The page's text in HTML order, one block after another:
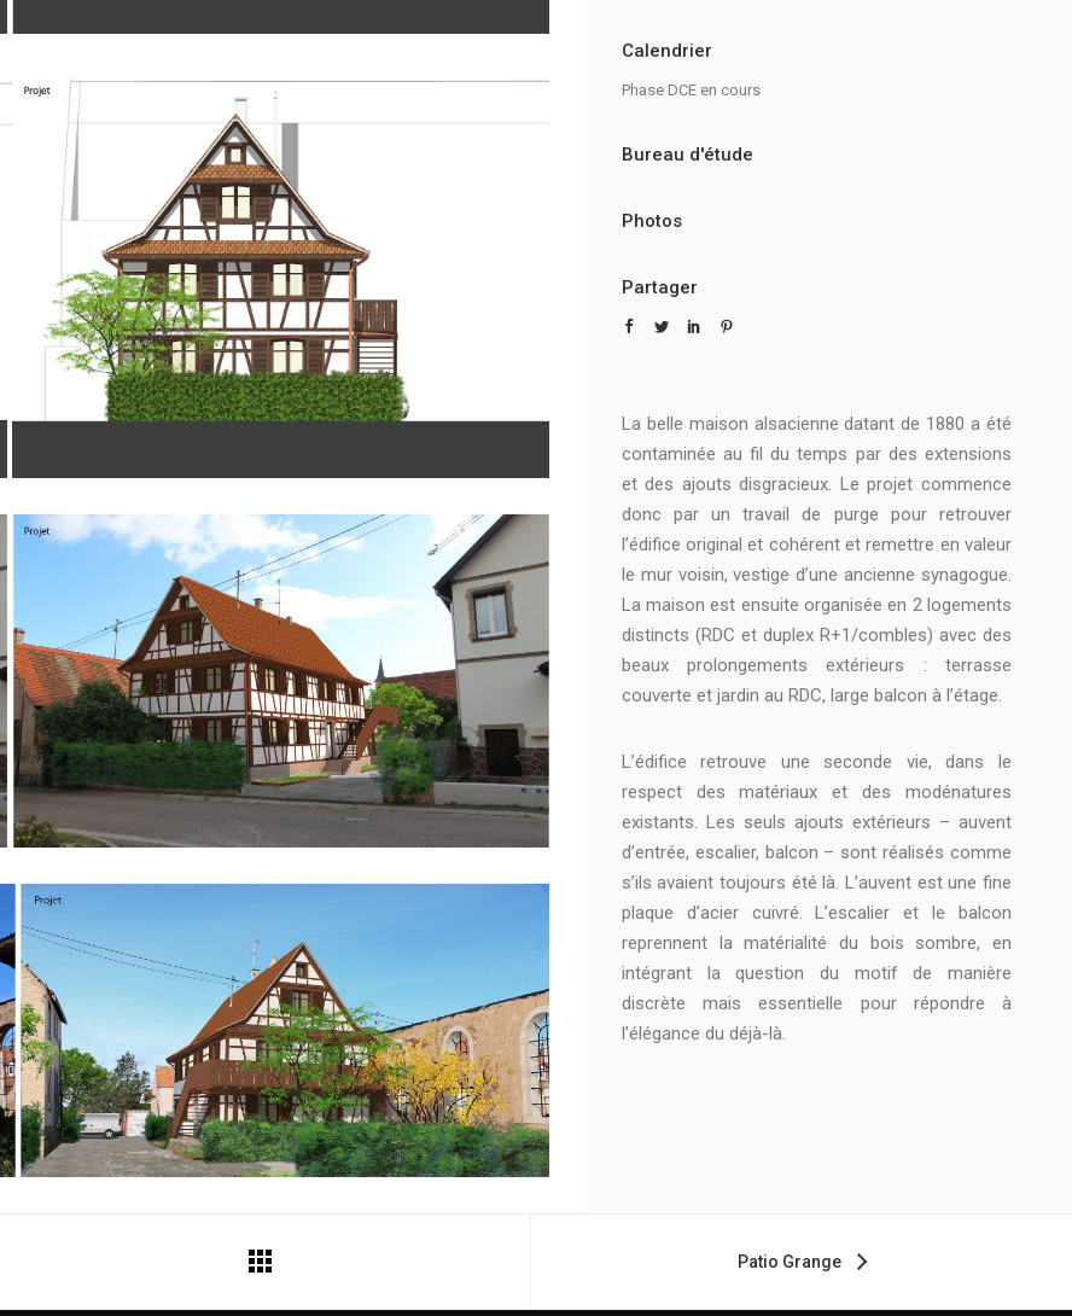
Calendrier
Phase DCE en cours
Bureau d'étude
Photos
Partager
La belle maison alsacienne datant de 1880 a été
contaminée au fil du temps par des extensions
et des ajouts disgracieux. Le projet commence
donc par un travail de purge pour retrouver
l’édifice original et cohérent et remettre en valeur
le mur voisin, vestige d’une ancienne synagogue.
La maison est ensuite organisée en 2 logements
distincts (RDC et duplex R+1/combles) avec des
beaux prolongements extérieurs : terrasse
couverte et jardin au RDC, large balcon à l’étage.
L’édifice retrouve une seconde vie, dans le
respect des matériaux et des modénatures
existants. Les seuls ajouts extérieurs – auvent
d’entrée, escalier, balcon – sont réalisés comme
s’ils avaient toujours été là. L’auvent est une fine
plaque d’acier cuivré. L’escalier et le balcon
reprennent la matérialité du bois sombre, en
intégrant la question du motif de manière
discrète mais essentielle pour répondre à
l’élégance du déjà-là.
Patio Grange